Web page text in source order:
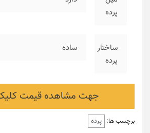
پرده
ساختار
پرده
ساده
جهت مشاهده قیمت
برچسب ها: پرده